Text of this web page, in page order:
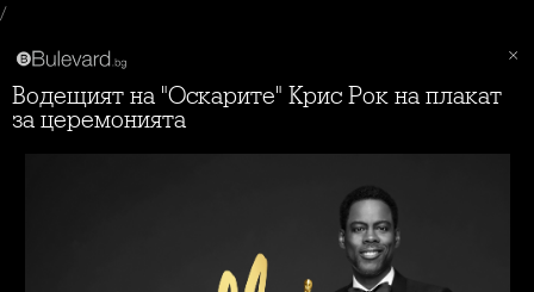
/
Водещият на "Оскарите" Крис Рок на плакат
за церемонията